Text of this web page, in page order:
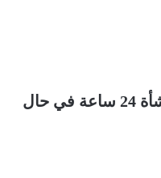
بروتوكول العودة: إغلاق المنشأة 24 ساعة في حال